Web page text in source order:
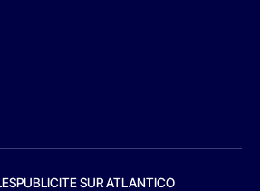
PUBLICITE SUR ATLANTICO